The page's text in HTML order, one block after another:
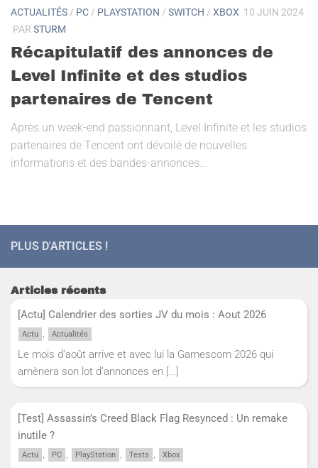
ACTUALITÉS / PC / PLAYSTATION / SWITCH / XBOX 10 JUIN 2024
PAR STURM
Récapitulatif des annonces de
Level Infinite et des studios
partenaires de Tencent
Après un week-end passionnant, Level Infinite et les studios
partenaires de Tencent ont dévoilé de nouvelles
informations et des bandes-annonces...
PLUS D'ARTICLES !
Articles récents
[Actu] Calendrier des sorties JV du mois : Aout 2026
Actu Actualités
Le mois d’août arrive et avec lui la Gamescom 2026 qui
amènera son lot d’annonces en […]
[Test] Assassin’s Creed Black Flag Resynced : Un remake
inutile ?
Actu , PC , PlayStation , Tests , Xbox